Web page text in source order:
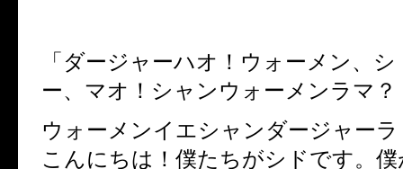
「ダージャーハオ！ウォーメン、
ー、マオ！シャンウォーメンラマ？
ウォーメンイエシャンダージャー
こんにちは！僕たちがシドです。